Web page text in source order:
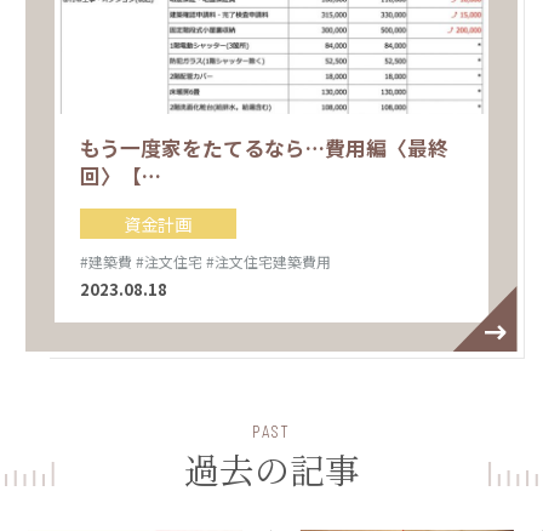
もう一度家をたてるなら…費用編〈最終
回〉【…
資金計画
#建築費 #注文住宅 #注文住宅建築費用
2023.08.18
PAST
過去の記事